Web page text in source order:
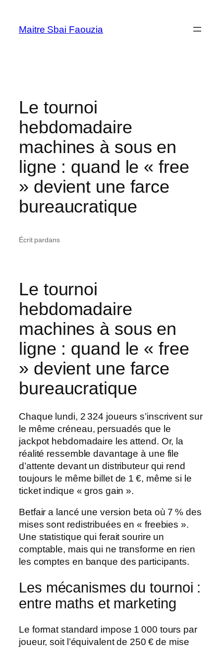
contenu
Maitre Sbai Faouzia
Le tournoi
hebdomadaire
machines à sous en
ligne : quand le « free
» devient une farce
bureaucratique
Écrit pardans
Le tournoi
hebdomadaire
machines à sous en
ligne : quand le « free
» devient une farce
bureaucratique
Chaque lundi, 2 324 joueurs s’inscrivent sur
le même créneau, persuadés que le
jackpot hebdomadaire les attend. Or, la
réalité ressemble davantage à une file
d’attente devant un distributeur qui rend
toujours le même billet de 1 €, même si le
ticket indique « gros gain ».
Betfair a lancé une version beta où 7 % des
mises sont redistribuées en « freebies ».
Une statistique qui ferait sourire un
comptable, mais qui ne transforme en rien
les comptes en banque des participants.
Les mécanismes du tournoi :
entre maths et marketing
Le format standard impose 1 000 tours par
joueur, soit l’équivalent de 250 € de mise